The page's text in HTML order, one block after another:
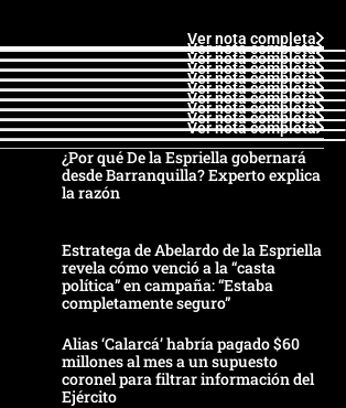
Ver nota completa
Ver nota completa
Ver nota completa
Ver nota completa
Ver nota completa
Ver nota completa
Ver nota completa
Ver nota completa
Ver nota completa
Ver nota completa
¿Por qué De la Espriella gobernará
desde Barranquilla? Experto explica
la razón
Estratega de Abelardo de la Espriella
revela cómo venció a la “casta
política” en campaña: “Estaba
completamente seguro”
Alias ‘Calarcá’ habría pagado $60
millones al mes a un supuesto
coronel para filtrar información del
Ejército